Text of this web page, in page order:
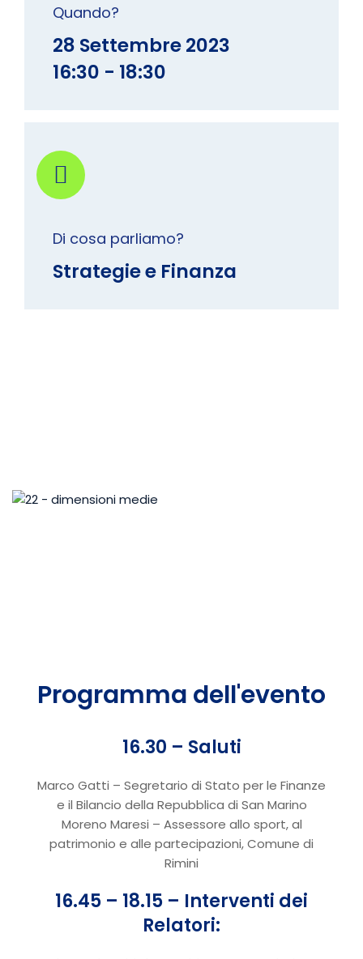
Quando?
28 Settembre 2023
16:30 - 18:30
Di cosa parliamo?
Strategie e Finanza
Programma dell'evento
16.30 – Saluti
Marco Gatti – Segretario di Stato per le Finanze
e il Bilancio della Repubblica di San Marino
Moreno Maresi – Assessore allo sport, al
patrimonio e alle partecipazioni, Comune di
Rimini
16.45 – 18.15 – Interventi dei
Relatori: